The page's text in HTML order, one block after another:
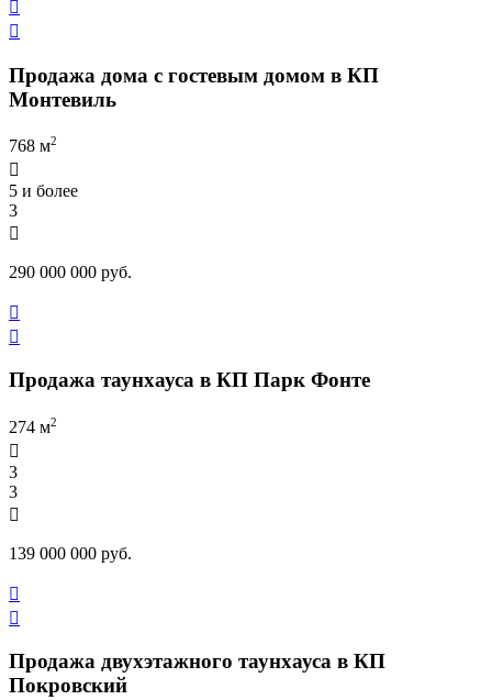


Продажа дома с гостевым домом в КП
Монтевиль
768 м2

5 и более
3

290 000 000 руб.


Продажа таунхауса в КП Парк Фонте
274 м2

3
3

139 000 000 руб.


Продажа двухэтажного таунхауса в КП
Покровский